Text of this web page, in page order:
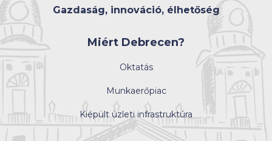
Gazdaság, innováció, élhetőség
Miért Debrecen?
Oktatás
Munkaerőpiac
Kiépült üzleti infrastruktúra